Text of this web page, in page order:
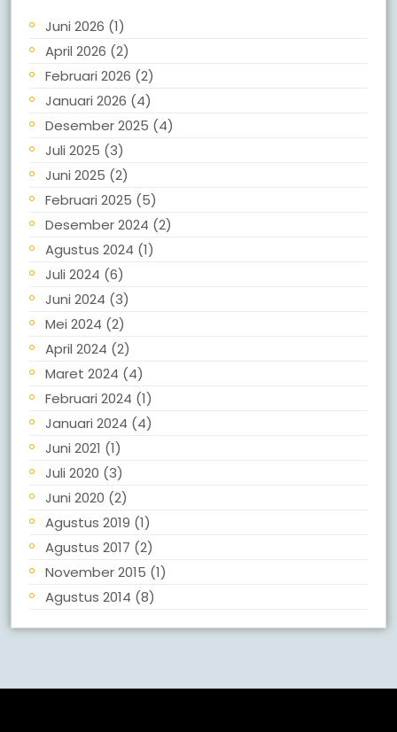
Juni 2026 (1)
April 2026 (2)
Februari 2026 (2)
Januari 2026 (4)
Desember 2025 (4)
Juli 2025 (3)
Juni 2025 (2)
Februari 2025 (5)
Desember 2024 (2)
Agustus 2024 (1)
Juli 2024 (6)
Juni 2024 (3)
Mei 2024 (2)
April 2024 (2)
Maret 2024 (4)
Februari 2024 (1)
Januari 2024 (4)
Juni 2021 (1)
Juli 2020 (3)
Juni 2020 (2)
Agustus 2019 (1)
Agustus 2017 (2)
November 2015 (1)
Agustus 2014 (8)